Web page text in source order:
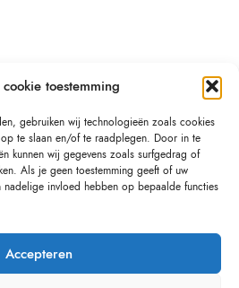
toestemming
gebruiken wij technologieën zoals cookies
te slaan en/of te raadplegen. Door in te
kunnen wij gegevens zoals surfgedrag of
Als je geen toestemming geeft of uw
nadelige invloed hebben op bepaalde functies
Accepteren